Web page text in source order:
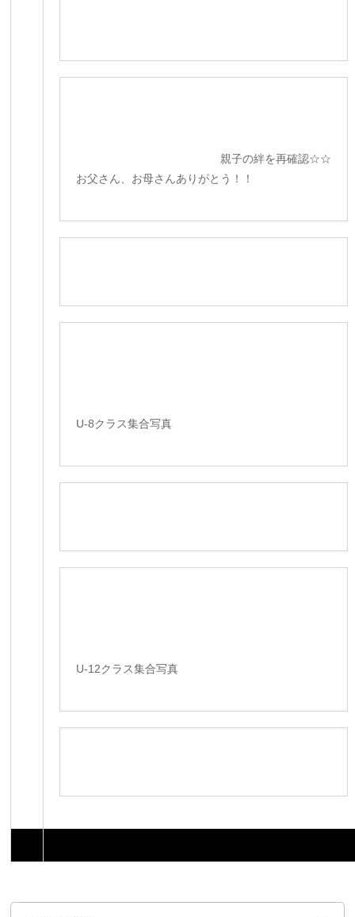
親子の絆を再確認☆☆
お父さん、お母さんありがとう！！
U-8クラス集合写真
U-12クラス集合写真